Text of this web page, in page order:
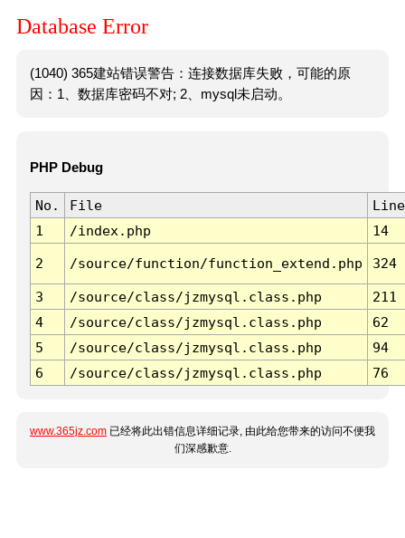
Database Error
(1040) 365建站错误警告：连接数据库失败，可能的原
因：1、数据库密码不对; 2、mysql未启动。
PHP Debug
No. File
Line
1
/index.php 14
2 /source/function/function_extend.php 324
3 /source/class/jzmysql.class.php
211
4
/source/class/jzmysql.class.php
62
5
/source/class/jzmysql.class.php
94
6
/source/class/jzmysql.class.php 76
www.365jz.com 已经将此出错信息详细记录, 由此给您带来的访问不便我
们深感歉意.